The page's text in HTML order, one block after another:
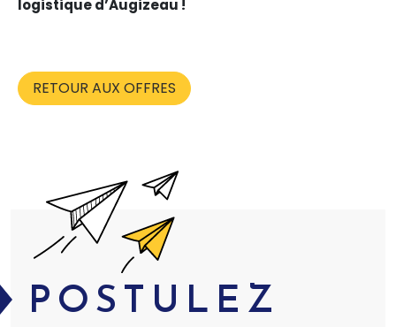
logistique d’Augizeau !
RETOUR AUX OFFRES
POSTULEZ